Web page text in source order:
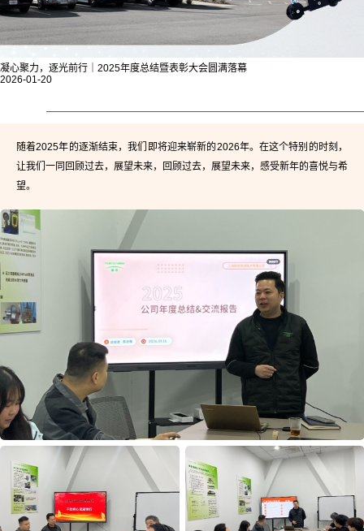
凝心聚力，逐光前行｜2025年度总结暨表彰大会圆满落幕
2026-01-20
随着2025年的逐渐结束，我们即将迎来崭新的2026年。在这个特别的时刻，
让我们一同回顾过去，展望未来，回顾过去，展望未来，感受新年的喜悦与希
望。